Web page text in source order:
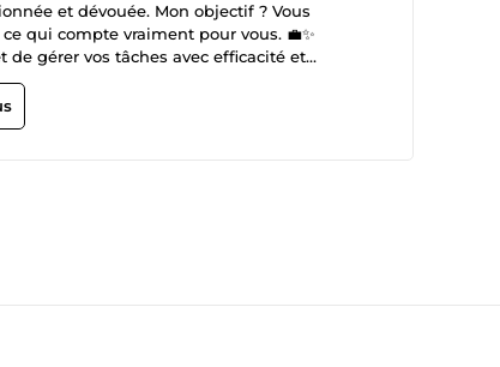
et dévouée. Mon objectif ? Vous
qui compte vraiment pour vous. 💼✨
gérer vos tâches avec efficacité et
le suivi des projets 🚀, je suis là pour vous
compétences en communication
des avancements des tâches. Vous